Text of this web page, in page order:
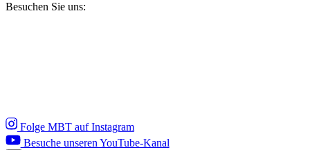
Besuchen Sie uns:
Folge MBT auf Instagram
Besuche unseren YouTube-Kanal